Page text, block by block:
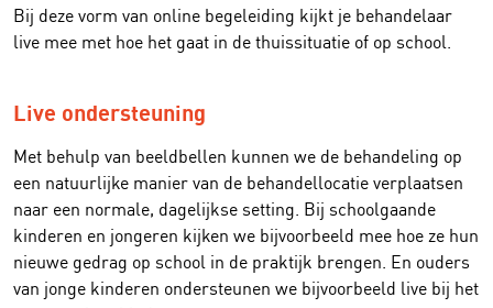
Bij deze vorm van online begeleiding kijkt je behandelaar
live mee met hoe het gaat in de thuissituatie of op school.
Live ondersteuning
Met behulp van beeldbellen kunnen we de behandeling op
een natuurlijke manier van de behandellocatie verplaatsen
naar een normale, dagelijkse setting. Bij schoolgaande
kinderen en jongeren kijken we bijvoorbeeld mee hoe ze hun
nieuwe gedrag op school in de praktijk brengen. En ouders
van jonge kinderen ondersteunen we bijvoorbeeld live bij het